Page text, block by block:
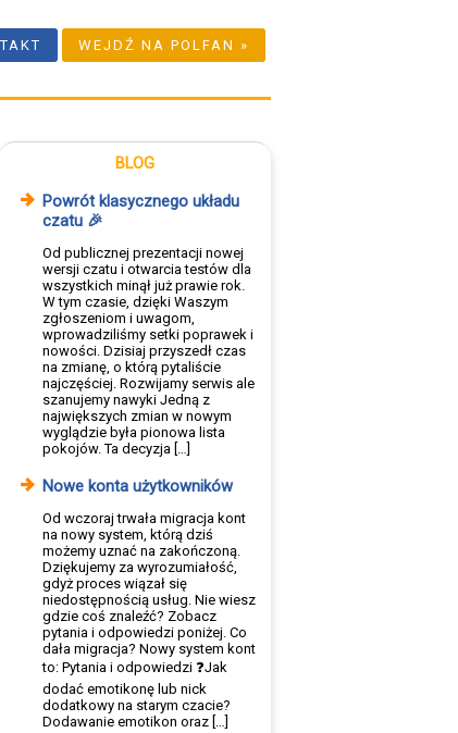
WEJDŹ NA POLFAN »
BLOG
Powrót klasycznego układu
czatu 🎉
Od publicznej prezentacji nowej
wersji czatu i otwarcia testów dla
wszystkich minął już prawie rok.
W tym czasie, dzięki Waszym
zgłoszeniom i uwagom,
wprowadziliśmy setki poprawek i
nowości. Dzisiaj przyszedł czas
na zmianę, o którą pytaliście
najczęściej. Rozwijamy serwis ale
szanujemy nawyki Jedną z
największych zmian w nowym
wyglądzie była pionowa lista
pokojów. Ta decyzja […]
Nowe konta użytkowników
Od wczoraj trwała migracja kont
na nowy system, którą dziś
możemy uznać na zakończoną.
Dziękujemy za wyrozumiałość,
gdyż proces wiązał się
niedostępnością usług. Nie wiesz
gdzie coś znaleźć? Zobacz
pytania i odpowiedzi poniżej. Co
dała migracja? Nowy system kont
to: Pytania i odpowiedzi ❓Jak
dodać emotikonę lub nick
dodatkowy na starym czacie?
Dodawanie emotikon oraz […]